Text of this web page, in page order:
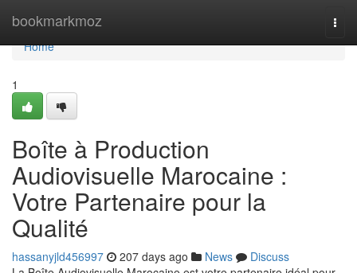
bookmarkmoz
Home
Home
1
Boîte à Production
Audiovisuelle Marocaine :
Votre Partenaire pour la
Qualité
hassanyjld456997 207 days ago News
Discuss